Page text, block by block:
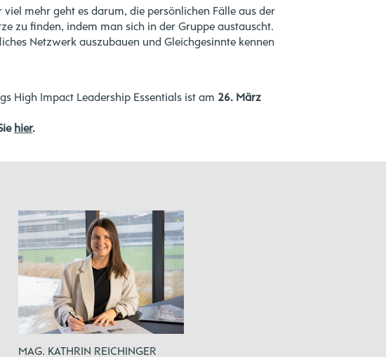
mehr geht es darum, die persönlichen Fälle aus der
zu finden, indem man sich in der Gruppe austauscht.
Netzwerk auszubauen und Gleichgesinnte kennen
High Impact Leadership Essentials ist am 26. März
hier.
MAG. KATHRIN REICHINGER